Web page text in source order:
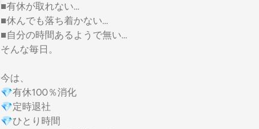
■有休が取れない…
■休んでも落ち着かない…
■自分の時間あるようで無い…
そんな毎日。
今は、
💎有休100％消化
💎定時退社
💎ひとり時間